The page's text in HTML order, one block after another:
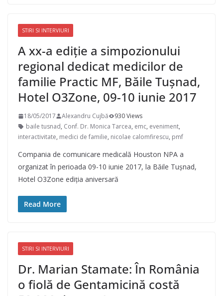
STIRI SI INTERVIURI
A xx-a ediție a simpozionului
regional dedicat medicilor de
familie Practic MF, Băile Tușnad,
Hotel O3Zone, 09-10 iunie 2017
18/05/2017 Alexandru Cujbă
930 Views
baile tusnad, Conf. Dr. Monica Tarcea, emc, eveniment,
interactivitate, medici de familie, nicolae calomfirescu, pmf
Compania de comunicare medicală Houston NPA a
organizat în perioada 09-10 iunie 2017, la Băile Tușnad,
Hotel O3Zone ediția aniversară
Read More
STIRI SI INTERVIURI
Dr. Marian Stamate: În România
o fiolă de Gentamicină costă